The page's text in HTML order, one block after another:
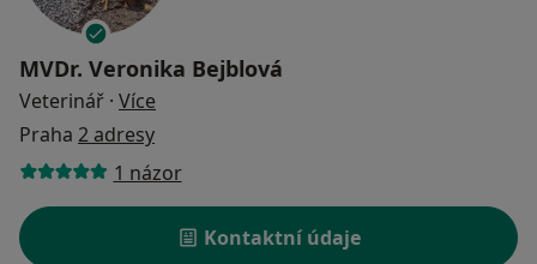
MVDr. Veronika Bejblová
Veterinář · Více
Praha 2 adresy
1 názor
Kontaktní údaje